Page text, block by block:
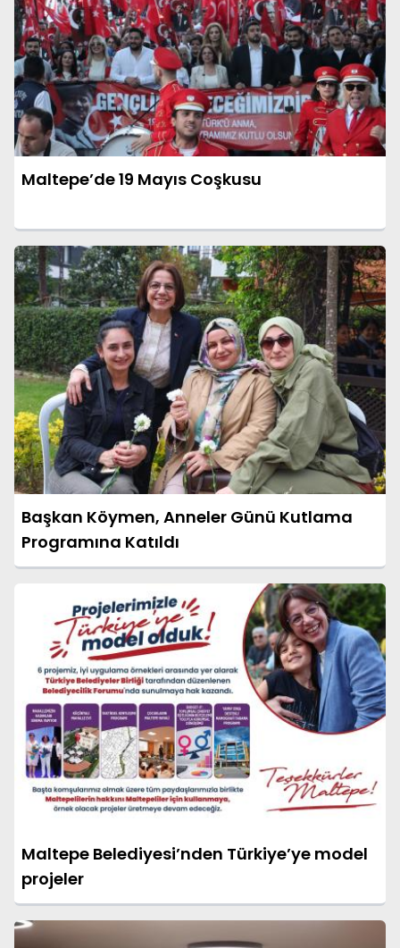
Maltepe’de 19 Mayıs Coşkusu
Başkan Köymen, Anneler Günü Kutlama
Programına Katıldı
Maltepe Belediyesi’nden Türkiye’ye model
projeler